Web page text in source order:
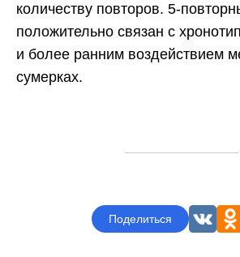
количеству повторов. 5-
положительно связан с
и более ранним воздействием
сумерках.
Узнайте, какойДНК-
подойдет
Происхождение, здоровье,
Поделиться